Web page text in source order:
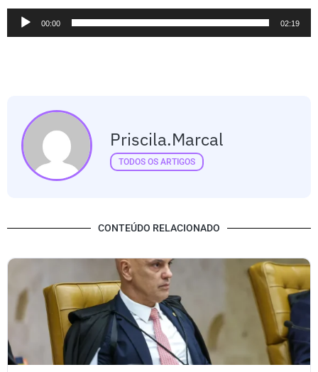
Tocador
de
00:00 02:19
Priscila.marcal
TODOS OS ARTIGOS
CONTEÚDO RELACIONADO